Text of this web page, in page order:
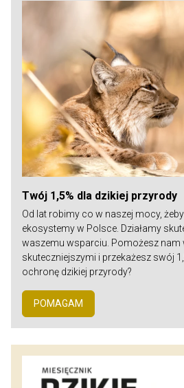
Twój 1,5% dla dzikiej przyrody
Od lat robimy co w naszej mocy,
ekosystemy w Polsce. Działamy
waszemu wsparciu. Pomożesz nam
skuteczniejszymi i przekażesz swój
ochronę dzikiej przyrody?
POMAGAM